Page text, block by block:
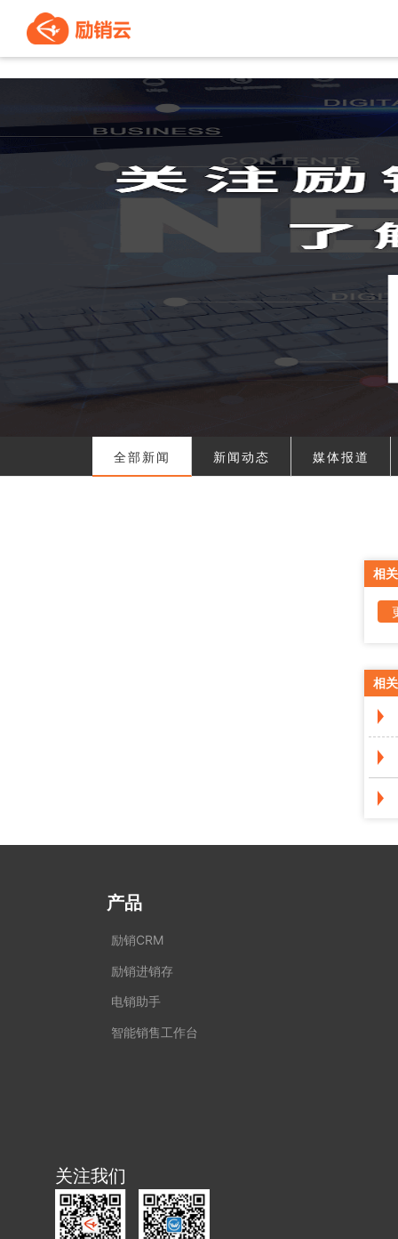
全部新闻 新闻动态 媒体报道
相
相
产品
励销CRM
励销进销存
电销助手
智能销售工作台
关注我们